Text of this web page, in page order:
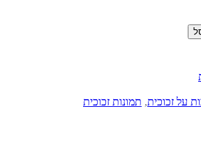
על רקע לבן / שקוף
על זכוכית, תמונות זכוכית